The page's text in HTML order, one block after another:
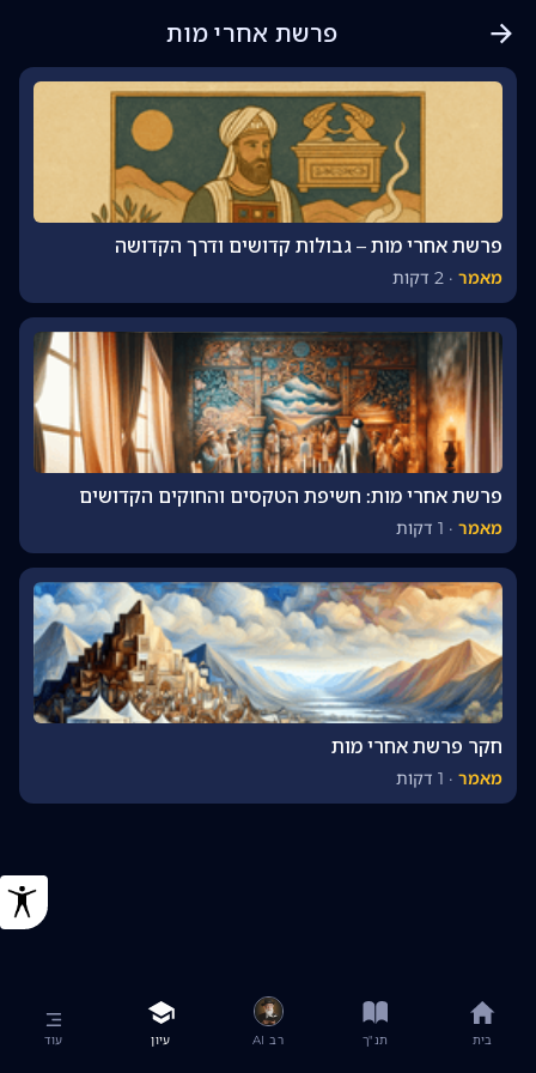
פרשת אחרי מות
פרשת אחרי מות – גבולות קדושים ודרך הקדושה
מאמר · 2 דקות
פרשת אחרי מות: חשיפת הטקסים והחוקים הקדושים
מאמר · 1 דקות
חקר פרשת אחרי מות
מאמר · 1 דקות
בית תנ"ך רב AI עיון עוד